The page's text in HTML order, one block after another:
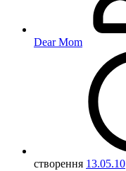
Dear Mom
створення 13.05.10